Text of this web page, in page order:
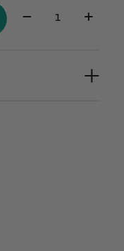
Cantidad: